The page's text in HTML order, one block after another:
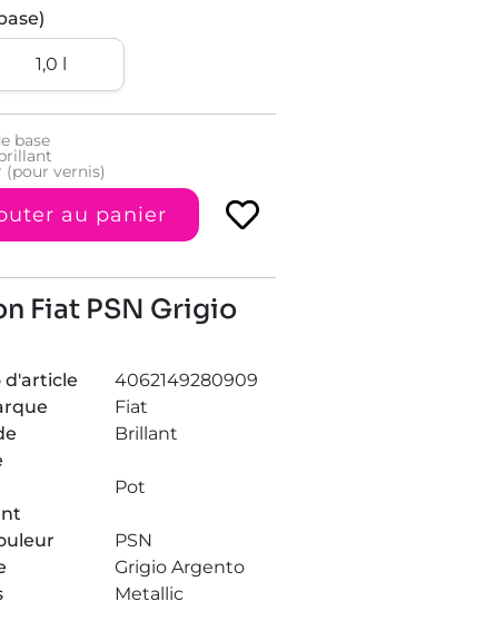
1,0 l
base
vernis)
au panier
Fiat PSN Grigio
d'article
4062149280909
Fiat
Brillant
Pot
PSN
Grigio Argento
Metallic